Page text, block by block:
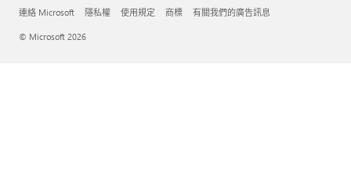
連絡 Microsoft 隱私權 使用規定 商標 有關我們的廣告訊息
© Microsoft 2026